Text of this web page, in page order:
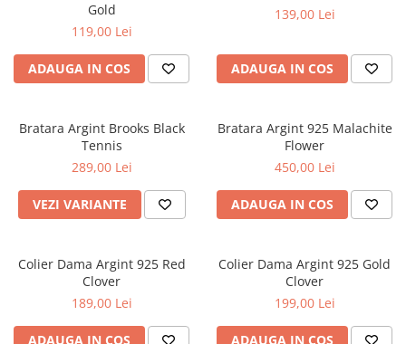
Gold
119,00 Lei
ADAUGA IN COS
139,00 Lei
ADAUGA IN COS
Bratara Argint Brooks Black
Tennis
289,00 Lei
VEZI VARIANTE
Bratara Argint 925 Malachite
Flower
450,00 Lei
ADAUGA IN COS
Colier Dama Argint 925 Red
Clover
189,00 Lei
ADAUGA IN COS
Colier Dama Argint 925 Gold
Clover
199,00 Lei
ADAUGA IN COS